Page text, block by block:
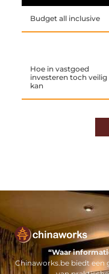
Budget all inclusive
Hoe in vastgoed
investeren toch veilig
kan
“Waar
Chinaworks.be biedt een